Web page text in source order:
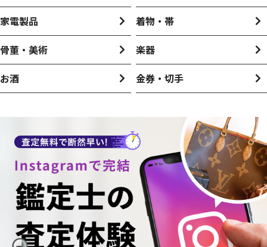
家電製品
着物・帯
骨董・美術
楽器
お酒
金券・切手